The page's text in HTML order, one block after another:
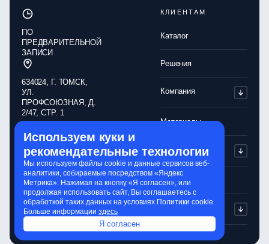
КЛИЕНТАМ
Каталог
Решения
Компания
Материалы
Партнерам
Контакты
ПО
ПРЕДВАРИТЕЛЬНОЙ
ЗАПИСИ
634024, Г. ТОМСК,
УЛ.
ПРОФСОЮЗНАЯ, Д.
2/47, СТР. 1
Обработка
персональных
данных
Политика
конфиденциальности
Обработка cookie-
файлов
Сайт разработали
Используем куки и
рекомендательные технологии
Мы используем файлы cookie и данные сервисов веб-
аналитики, собираемые посредством «Яндекс
Метрика». Нажимая на кнопку «Я согласен», или
продолжая использовать сайт, Вы соглашаетесь с
обработкой таких данных на условиях Политики cookie.
Больше информации здесь
Я согласен